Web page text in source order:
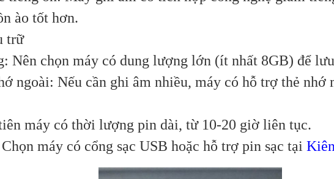
ào tốt hơn.
trữ
Nên chọn máy có dung lượng lớn (ít nhất 8GB) để
ngoài: Nếu cần ghi âm nhiều, máy có hỗ trợ thẻ nhớ
máy có thời lượng pin dài, từ 10-20 giờ liên tục.
máy có cổng sạc USB hoặc hỗ trợ pin sạc tại